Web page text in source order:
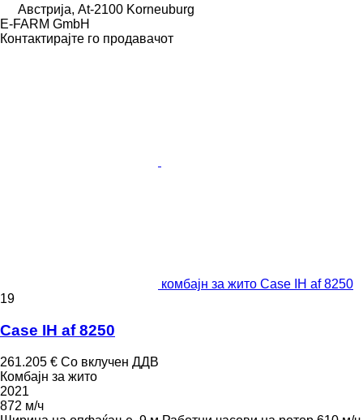
Австрија, At-2100 Korneuburg
E-FARM GmbH
Контактирајте го продавачот
комбајн за жито Case IH af 8250
19
Case IH af 8250
261.205 € Со вклучен ДДВ
Комбајн за жито
2021
872 м/ч